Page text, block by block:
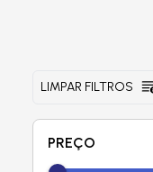
LIMPAR FILTROS
PREÇO